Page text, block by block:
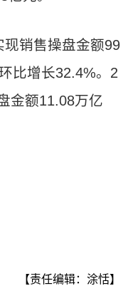
现销售操盘金额99
比增长32.4%。2
金额11.08万亿
【责任编辑：涂恬】